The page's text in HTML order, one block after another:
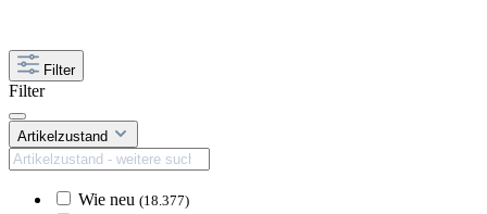
Filter
Filter
Artikelzustand
Wie neu (18.377)